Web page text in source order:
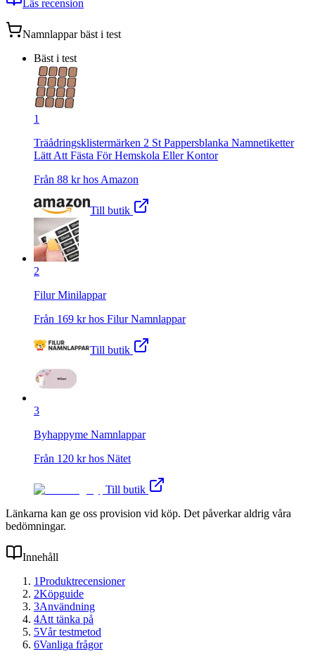
Läs recension
Namnlapparbäst i test
Bäst i test
1
Träådringsklistermärken 2 St Pappersblanka Namnetiketter
Lätt Att Fästa För Hemskola Eller Kontor
Från 88 kr hos Amazon
Till butik
2
Filur Minilappar
Från 169 kr hos Filur Namnlappar
Till butik
3
Byhappyme Namnlappar
Från 120 kr hos Nätet
Till butik
Länkarna kan ge oss provision vid köp. Det påverkar aldrig våra
bedömningar.
Innehåll
1Produktrecensioner
2Köpguide
3Användning
4Att tänka på
5Vår testmetod
6Vanliga frågor